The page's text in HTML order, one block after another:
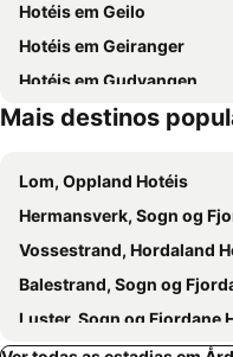
Hotéis em Geilo
Hotéis em Geiranger
Hotéis em Gudvangen
Mais destinos
Lom, Oppland Hotéis
Hermansverk, Sogn og Fjordane
Vossestrand, Hordaland
Balestrand, Sogn og Fjordane
Luster, Sogn og Fjordane
Øystre Slidre, Oppland